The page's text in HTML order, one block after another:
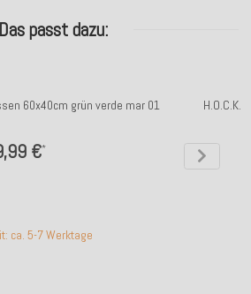
Das passt dazu:
60x40cm grün verde mar 01
€*
ca. 5-7 Werktage
H.O.C.K.